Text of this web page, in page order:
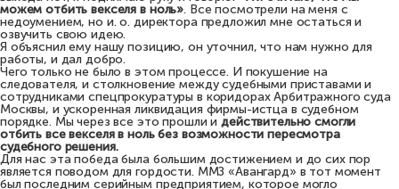
можем отбить векселя в ноль». Все посмотрели на меня с
недоумением, но и. о. директора предложил мне остаться и
озвучить свою идею.
Я объяснил ему нашу позицию, он уточнил, что нам нужно для
работы, и дал добро.
Чего только не было в этом процессе. И покушение на
следователя, и столкновение между судебными приставами и
сотрудниками спецпрокуратуры в коридорах Арбитражного суда
Москвы, и ускоренная ликвидация фирмы-истца в судебном
порядке. Мы через все это прошли идействительно смогли
отбить все векселя в ноль без возможности пересмотра
судебного решения.
Для нас эта победа была большим достижением и до сих пор
является поводом для гордости. ММЗ «Авангард» в тот момент
был последним серийным предприятием, которое могло